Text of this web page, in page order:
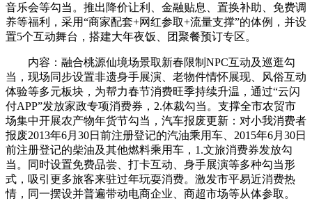
音乐会等勾当。推出降价让利、金融贴息、置换补助、免费调
养等福利，采用“商家配套+网红参取+流量支撑”的体例，并设
置5个互动舞台，搭建大年夜饭、团聚餐预订专区。
内容：融合桃源仙境场景取新春限制NPC互动及巡逛勾
当，现场同步设置非遗身手展演、老物件情怀展现、风俗互动
体验等多元板块，为帮力春节消费旺季持续升温，通过“云闪
付APP”发放家政专项消费券，2.体裁勾当。支撑全市农贸市
场集中开展农产物年货节勾当，汽车报废更新：对小我消费者
报废2013年6月30日前注册登记的汽油乘用车、2015年6月30日
前注册登记的柴油及其他燃料乘用车，1.文旅消费券发放勾
当。同时设置免费品尝、打卡互动、身手展演等多种勾当形
式，吸引更多旅客来驻过年玩耍消费。激发市平易近消费热
情，同一摆设并普遍带动电商企业、商超市场等从体参取。